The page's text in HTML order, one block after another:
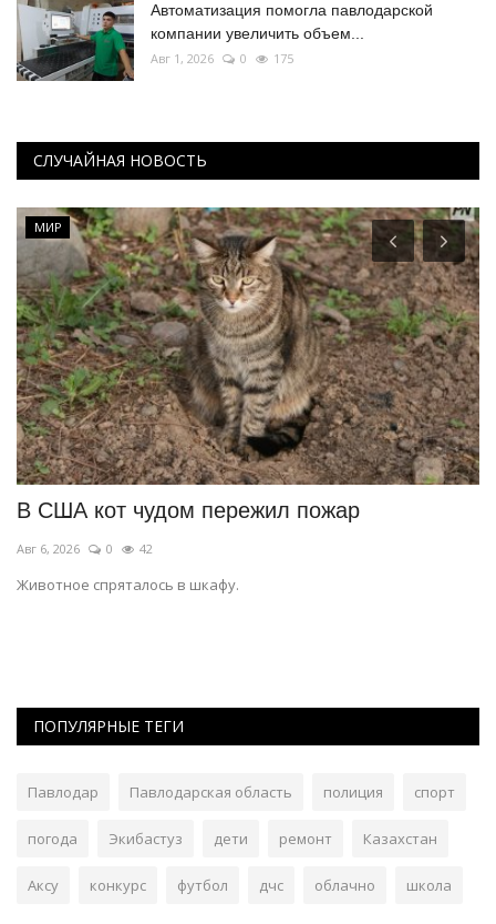
Автоматизация помогла павлодарской
компании увеличить объем...
Авг 1, 2026 0 175
СЛУЧАЙНАЯ НОВОСТЬ
МИР
В США кот чудом пережил пожар
Авг 6, 2026 0 42
Животное спряталось в шкафу.
ПОПУЛЯРНЫЕ ТЕГИ
Павлодар Павлодарская область полиция спорт
погода Экибастуз дети ремонт Казахстан
Аксу конкурс футбол дчс облачно школа